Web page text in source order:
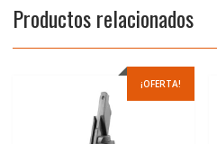
Productos relacionados
¡OFERTA!